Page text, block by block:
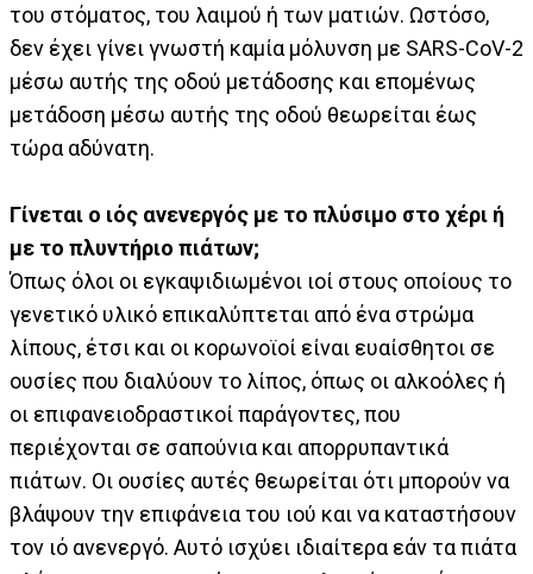
του στόματος, του λαιμού ή των ματιών. Ωστόσο,
δεν έχει γίνει γνωστή καμία μόλυνση με SARS-CoV-2
μέσω αυτής της οδού μετάδοσης και επομένως
μετάδοση μέσω αυτής της οδού θεωρείται έως
τώρα αδύνατη.
Γίνεται ο ιός ανενεργός με το πλύσιμο στο χέρι ή
με το πλυντήριο πιάτων;
Όπως όλοι οι εγκαψιδιωμένοι ιοί στους οποίους το
γενετικό υλικό επικαλύπτεται από ένα στρώμα
λίπους, έτσι και οι κορωνοϊοί είναι ευαίσθητοι σε
ουσίες που διαλύουν το λίπος, όπως οι αλκοόλες ή
οι επιφανειοδραστικοί παράγοντες, που
περιέχονται σε σαπούνια και απορρυπαντικά
πιάτων. Οι ουσίες αυτές θεωρείται ότι μπορούν να
βλάψουν την επιφάνεια του ιού και να καταστήσουν
τον ιό ανενεργό. Αυτό ισχύει ιδιαίτερα εάν τα πιάτα